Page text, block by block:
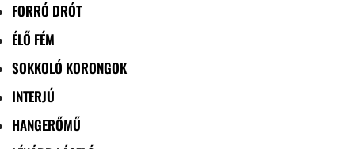
FORRÓ DRÓT
ÉLŐ FÉM
SOKKOLÓ KORONGOK
INTERJÚ
HANGERŐMŰ